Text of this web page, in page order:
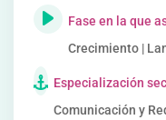
Fase en la que
Crecimiento |
Especialización
Comunicación y